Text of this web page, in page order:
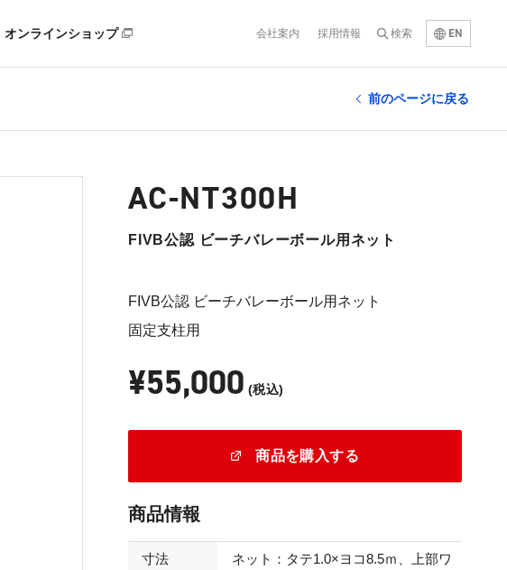
オンラインショップ 会社案内 採用情報 検索 EN
前のページに戻る
AC-NT300H
FIVB公認 ビーチバレーボール用ネット
FIVB公認 ビーチバレーボール用ネット
固定支柱用
¥55,000 (税込)
商品を購入する
商品情報
寸法
ネット：タテ1.0×ヨコ8.5ｍ、上部ワ